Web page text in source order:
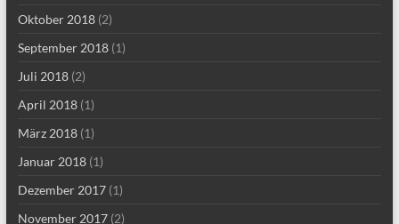
Oktober 2018(2)
September 2018(1)
Juli 2018(2)
April 2018(1)
März 2018(1)
Januar 2018(1)
Dezember 2017(1)
November 2017(2)